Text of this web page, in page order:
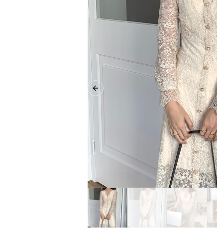
Previous slide